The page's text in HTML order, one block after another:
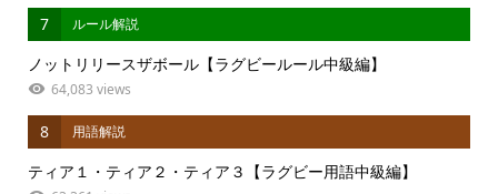
7 ルール解説
ノットリリースザボール【ラグビールール中級編】
64,083 views
8 用語解説
ティア１・ティア２・ティア３【ラグビー用語中級編】